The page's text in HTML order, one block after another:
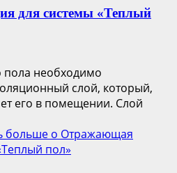
для системы «Теплый
пола необходимо
слой, который,
его в помещении. Слой
больше о Отражающая
пол»